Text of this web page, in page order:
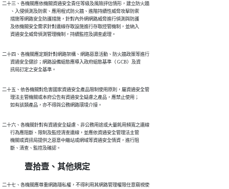
二十三、各機關應依機關資通安全責任等級及風險評估情形，建立防火牆
        、入侵偵測及防禦、應用程式防火牆、進階持續性威脅攻擊防禦
        措施等網路安全防護措施，針對內外網網路威脅進行偵測與防護
        及依機關安全需求針對連線存取設施進行存取控管機制，並納入
        資通安全威脅偵測管理機制，持續監控及調查處理。
二十四、各機關應定期針對網路架構、網路惡意活動、防火牆政策等進行
        資通安全健診；網路設備組態應導入政府組態基準（ GCB）及資
        訊局訂定之安全基準。
二十五、依各機關對危害國家資通安全產品限制使用原則，屬資通安全管
        理法主管機關或本府公告有資通安全疑慮之產品，應禁止使用；
        如有該類產品，亦不得與公務網路環境介接。
二十六、各機關針對有資通安全疑慮、非公務用途或大量耗用頻寬之連線
        行為應阻斷、限制及監控清查連線，並應依資通安全管理法主管
        機關或資訊局提供之惡意中繼站或網域等資通安全情資，進行阻
        斷、清查、監控及確認。
壹拾壹、其他規定
二十七、各機關應尊重網路隱私權，不得利用其網路管理權限任意窺視使